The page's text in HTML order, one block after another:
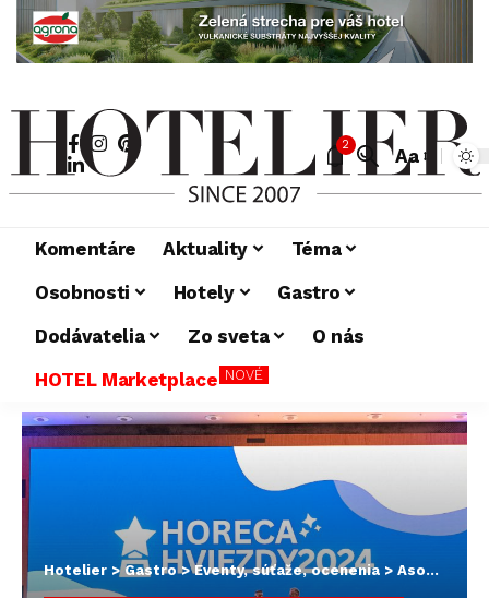
2
Aa
Komentáre Aktuality
Téma
Osobnosti
Hotely
Gastro
Dodávatelia
Zo sveta
O nás
HOTEL Marketplace NOVÉ
Hotelier > Gastro>Eventy, súťaže, ocenenia > Asociácia hotelov a reštaurácií Slovenska vyhlásila HORECA HVIEZDY 2024